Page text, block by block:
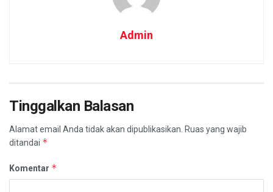
Admin
Tinggalkan Balasan
Alamat email Anda tidak akan dipublikasikan. Ruas yang wajib
ditandai *
Komentar *